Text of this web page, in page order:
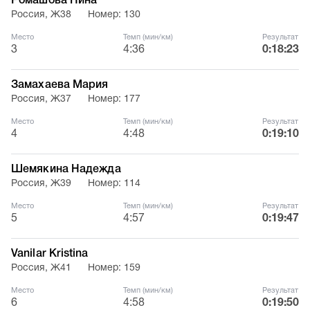
Россия, Ж38 Номер: 130
Место
3
Темп (мин/км)
4:36
Результат
0:18:23
Замахаева Мария
Россия, Ж37 Номер: 177
Место
4
Темп (мин/км)
4:48
Результат
0:19:10
Шемякина Надежда
Россия, Ж39 Номер: 114
Место
5
Темп (мин/км)
4:57
Результат
0:19:47
Vanilar Kristina
Россия, Ж41 Номер: 159
Место
6
Темп (мин/км)
4:58
Результат
0:19:50